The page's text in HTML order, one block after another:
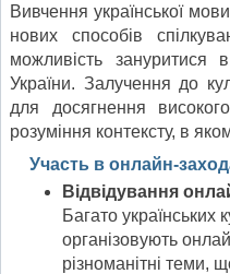
Вивчення української
нових способів
можливість зануритися
України. Залучення до
для досягнення
розуміння контексту, в
Участь в онлайн-
Відвідування
Багато українських
організовують
різноманітні теми,